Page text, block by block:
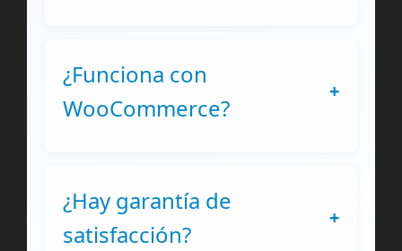
¿Funciona con
WooCommerce?
+
¿Hay garantía de
satisfacción?
+